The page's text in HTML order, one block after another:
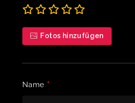
Fotos hinzufügen
Name *